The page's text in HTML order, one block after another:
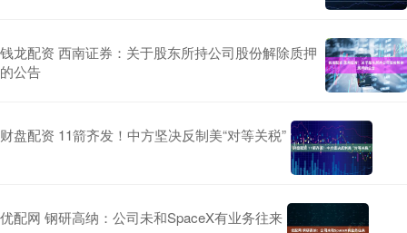
钱龙配资 西南证券：关于股东所持公司股份解除质押
的公告
财盘配资 11箭齐发！中方坚决反制美“对等关税”
优配网 钢研高纳：公司未和SpaceX有业务往来